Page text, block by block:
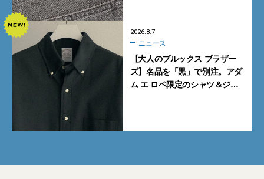
2026.8.7
ニュース
【大人のブルックス ブラザー
ズ】名品を「黒」で別注。アダ
ム エ ロペ限定のシャツ＆ジャ